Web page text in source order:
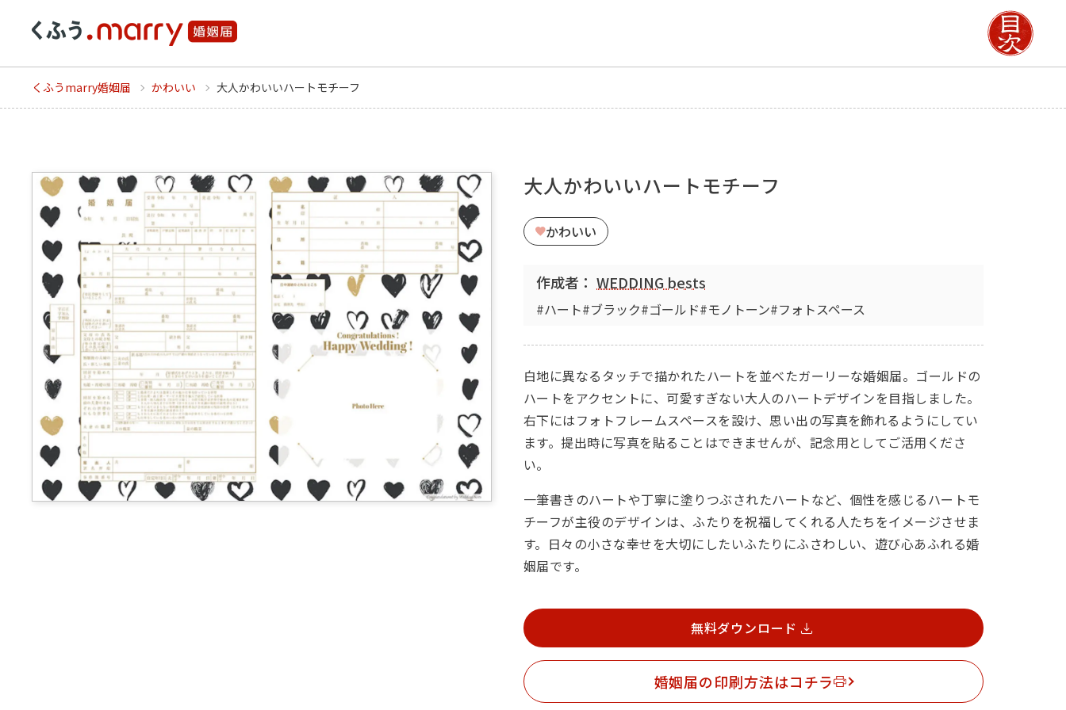
くふうmarry婚姻届 かわいい 大人かわいいハートモチーフ
大人かわいいハートモチーフ
かわいい
作成者： WEDDING bests
#ハート#ブラック#ゴールド#モノトーン#フォトスペース
白地に異なるタッチで描かれたハートを並べたガーリーな婚姻届。ゴールドの
ハートをアクセントに、可愛すぎない大人のハートデザインを目指しました。
右下にはフォトフレームスペースを設け、思い出の写真を飾れるようにしてい
ます。提出時に写真を貼ることはできませんが、記念用としてご活用くださ
い。
一筆書きのハートや丁寧に塗りつぶされたハートなど、個性を感じるハートモ
チーフが主役のデザインは、ふたりを祝福してくれる人たちをイメージさせま
す。日々の小さな幸せを大切にしたいふたりにふさわしい、遊び心あふれる婚
姻届です。
無料ダウンロード
婚姻届の印刷方法はコチラ